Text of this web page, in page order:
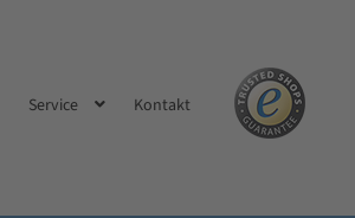
Service Kontakt